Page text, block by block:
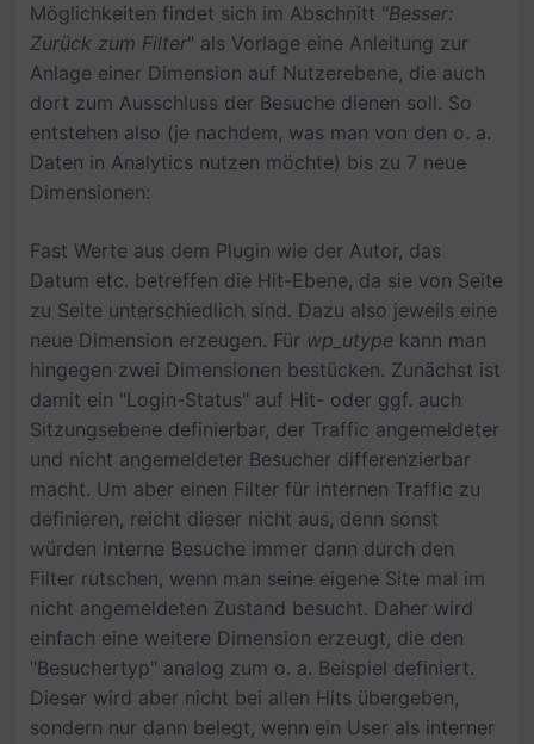
Möglichkeiten findet sich im Abschnitt "Besser:
Zurück zum Filter" als Vorlage eine Anleitung zur
Anlage einer Dimension auf Nutzerebene, die auch
dort zum Ausschluss der Besuche dienen soll. So
entstehen also (je nachdem, was man von den o. a.
Daten in Analytics nutzen möchte) bis zu 7 neue
Dimensionen:
Fast Werte aus dem Plugin wie der Autor, das
Datum etc. betreffen die Hit-Ebene, da sie von Seite
zu Seite unterschiedlich sind. Dazu also jeweils eine
neue Dimension erzeugen. Für wp_utype kann man
hingegen zwei Dimensionen bestücken. Zunächst ist
damit ein "Login-Status" auf Hit- oder ggf. auch
Sitzungsebene definierbar, der Traffic angemeldeter
und nicht angemeldeter Besucher differenzierbar
macht. Um aber einen Filter für internen Traffic zu
definieren, reicht dieser nicht aus, denn sonst
würden interne Besuche immer dann durch den
Filter rutschen, wenn man seine eigene Site mal im
nicht angemeldeten Zustand besucht. Daher wird
einfach eine weitere Dimension erzeugt, die den
"Besuchertyp" analog zum o. a. Beispiel definiert.
Dieser wird aber nicht bei allen Hits übergeben,
sondern nur dann belegt, wenn ein User als interner